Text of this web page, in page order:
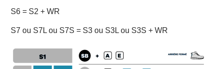
S6 = S2 + WR
S7 ou S7L ou S7S = S3 ou S3L ou S3S + WR